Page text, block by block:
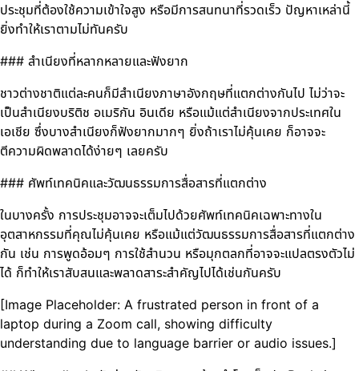
ประชุมที่ต้องใช้ความเข้าใจสูง หรือมีการสนทนาที่รวดเร็ว ปัญหาเหล่านี้
ยิ่งทำให้เราตามไม่ทันครับ
### สำเนียงที่หลากหลายและฟังยาก
ชาวต่างชาติแต่ละคนก็มีสำเนียงภาษาอังกฤษที่แตกต่างกันไป ไม่ว่าจะ
เป็นสำเนียงบริติช อเมริกัน อินเดีย หรือแม้แต่สำเนียงจากประเทศใน
เอเชีย ซึ่งบางสำเนียงก็ฟังยากมากๆ ยิ่งถ้าเราไม่คุ้นเคย ก็อาจจะ
ตีความผิดพลาดได้ง่ายๆ เลยครับ
### ศัพท์เทคนิคและวัฒนธรรมการสื่อสารที่แตกต่าง
ในบางครั้ง การประชุมอาจจะเต็มไปด้วยศัพท์เทคนิคเฉพาะทางใน
อุตสาหกรรมที่คุณไม่คุ้นเคย หรือแม้แต่วัฒนธรรมการสื่อสารที่แตกต่าง
กัน เช่น การพูดอ้อมๆ การใช้สำนวน หรือมุกตลกที่อาจจะแปลตรงตัวไม่
ได้ ก็ทำให้เราสับสนและพลาดสาระสำคัญไปได้เช่นกันครับ
[Image Placeholder: A frustrated person in front of a
laptop during a Zoom call, showing difficulty
understanding due to language barrier or audio issues.]